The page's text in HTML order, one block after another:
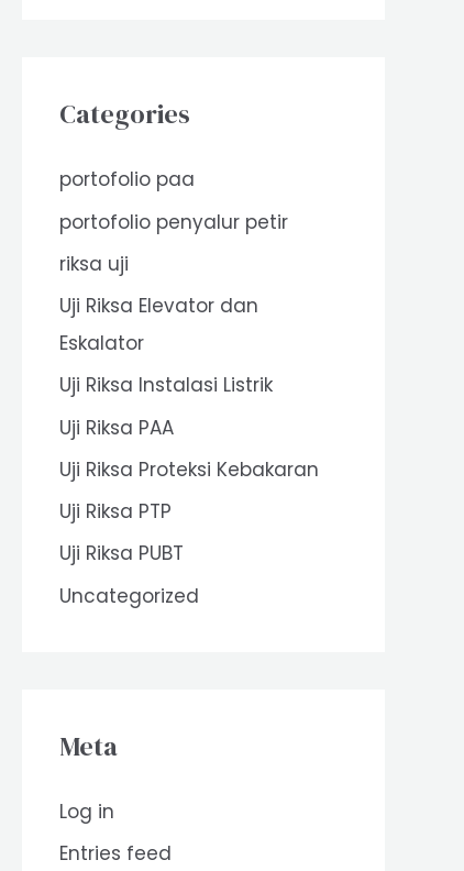
Categories
portofolio paa
portofolio penyalur petir
riksa uji
Uji Riksa Elevator dan
Eskalator
Uji Riksa Instalasi Listrik
Uji Riksa PAA
Uji Riksa Proteksi Kebakaran
Uji Riksa PTP
Uji Riksa PUBT
Uncategorized
Meta
Log in
Entries feed